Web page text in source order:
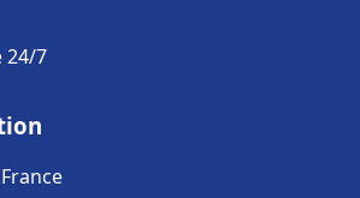
24/7